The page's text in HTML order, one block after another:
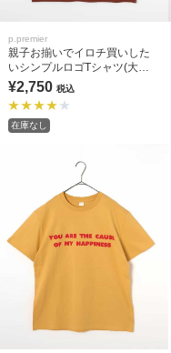
p.premier
親子お揃いでイロチ買いした
いシンプルロゴTシャツ(大人)
全9色 リンク
¥2,750 税込
在庫なし